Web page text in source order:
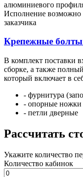
алюминиевого
Исполнение
заказчика
Крепежные
В комплект поставки
сборке, а также
который включает в
- фурнитура
- опорные ножки
- петли дверные
Рассчитать
Укажите количество
Количество кабинок